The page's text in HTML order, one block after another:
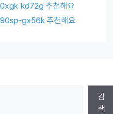
kd72g 추천해요
gx56k 추천해요
검
색